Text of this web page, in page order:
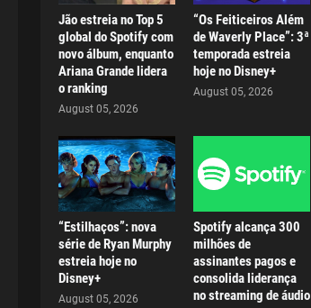
Jão estreia no Top 5
global do Spotify com
novo álbum, enquanto
Ariana Grande lidera
o ranking
August 05, 2026
“Os Feiticeiros Além
de Waverly Place”: 3ª
temporada estreia
hoje no Disney+
August 05, 2026
“Estilhaços”: nova
série de Ryan Murphy
estreia hoje no
Disney+
August 05, 2026
Spotify alcança 300
milhões de
assinantes pagos e
consolida liderança
no streaming de áudio